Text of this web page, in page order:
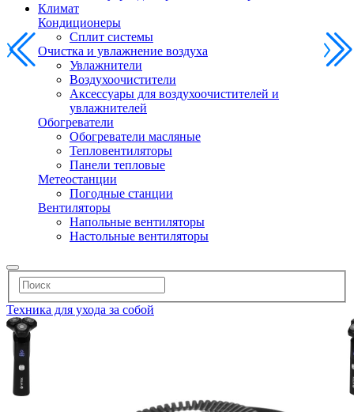
Климат
Кондиционеры
Сплит системы
Очистка и увлажнение воздуха
Увлажнители
Воздухоочистители
Аксессуары для воздухоочистителей и
увлажнителей
Обогреватели
Обогреватели масляные
Тепловентиляторы
Панели тепловые
Метеостанции
Погодные станции
Вентиляторы
Напольные вентиляторы
Настольные вентиляторы
Техника для ухода за собой